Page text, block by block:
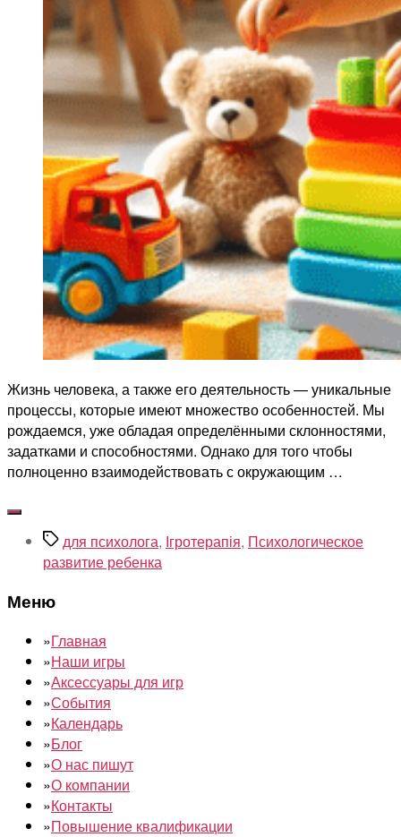
Жизнь человека, а также его деятельность — уникальные
процессы, которые имеют множество особенностей. Мы
рождаемся, уже обладая определёнными склонностями,
задатками и способностями. Однако для того чтобы
полноценно взаимодействовать с окружающим …
Меткидля психолога, Ігротерапія, Психологическое
развитие ребенка
Меню
»Главная
»Наши игры
»Аксессуары для игр
»События
»Календарь
»Блог
»О нас пишут
»О компании
»Контакты
»Повышение квалификации